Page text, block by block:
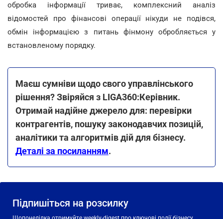
обробка інформації триває, комплексний аналіз
відомостей про фінансові операції нікуди не подівся,
обмін інформацією з питань фінмону обробляється у
встановленому порядку.
Маєш сумніви щодо свого управлінського
рішення? Звіряйся з LIGA360:Керівник.
Отримай надійне джерело для: перевірки
контрагентів, пошуку законодавчих позицій,
аналітики та алгоритмів дій для бізнесу.
Деталі за посиланням.
Підпишіться на розсилку